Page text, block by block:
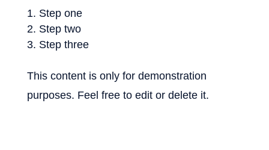
Step one
Step two
Step three
This content is only for demonstration
purposes. Feel free to edit or delete it.